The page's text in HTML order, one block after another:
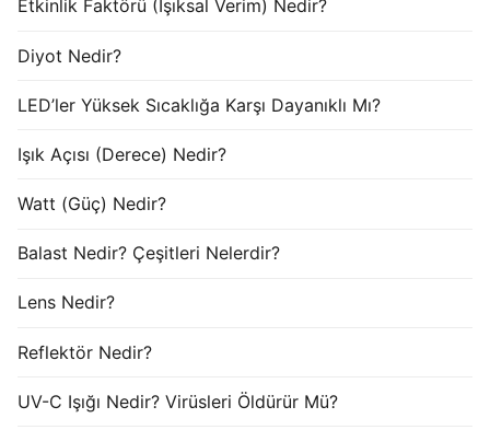
Etkinlik Faktörü (Işıksal Verim) Nedir?
Diyot Nedir?
LED’ler Yüksek Sıcaklığa Karşı Dayanıklı Mı?
Işık Açısı (Derece) Nedir?
Watt (Güç) Nedir?
Balast Nedir? Çeşitleri Nelerdir?
Lens Nedir?
Reflektör Nedir?
UV-C Işığı Nedir? Virüsleri Öldürür Mü?